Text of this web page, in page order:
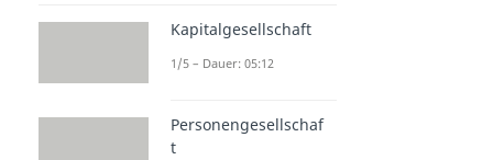
Kapitalgesellschaft
1/5 – Dauer: 05:12
Personengesellschaf
t